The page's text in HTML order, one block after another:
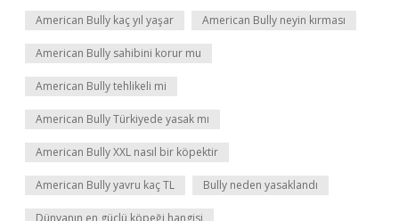
American Bully kaç yıl yaşar American Bully neyin kırması
American Bully sahibini korur mu
American Bully tehlikeli mi
American Bully Türkiyede yasak mı
American Bully XXL nasıl bir köpektir
American Bully yavru kaç TL Bully neden yasaklandı
Dünyanın en güçlü köpeği hangisi